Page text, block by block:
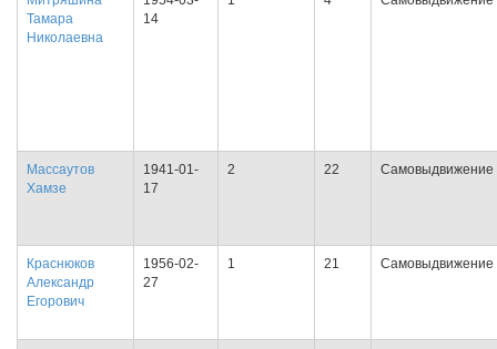
Тамара
Николаевна
14
Массаутов
Хамзе
1941-01-
17
2 22 Самовыдвижение
Краснюков
Александр
Егорович
1956-02-
27
1 21 Самовыдвижение